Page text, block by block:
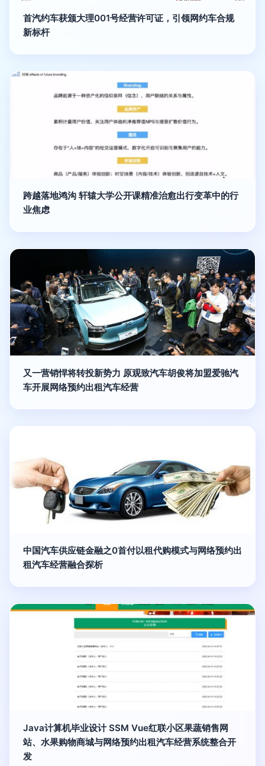
首汽约车获颁大理001号经营许可证，引领网约车合规
新标杆
跨越落地鸿沟 轩辕大学公开课精准治愈出行变革中的行
业焦虑
又一营销悍将转投新势力 原观致汽车胡俊将加盟爱驰汽
车开展网络预约出租汽车经营
中国汽车供应链金融之0首付以租代购模式与网络预约出
租汽车经营融合探析
Java计算机毕业设计 SSM Vue红联小区果蔬销售网
站、水果购物商城与网络预约出租汽车经营系统整合开
发